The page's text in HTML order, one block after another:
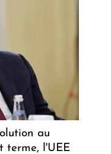
au
terme, l'UEE